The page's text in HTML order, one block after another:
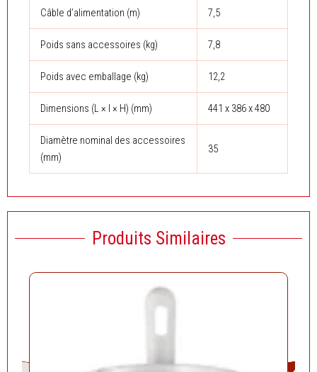
Câble d’alimentation (m) 7,5
Poids sans accessoires (kg) 7,8
Poids avec emballage (kg) 12,2
Dimensions (L × l × H) (mm) 441 x 386 x 480
Diamètre nominal des accessoires
(mm)
35
Produits Similaires